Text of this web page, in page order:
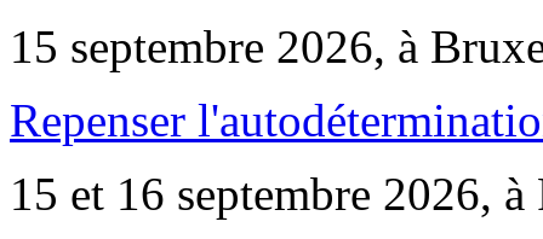
15 septembre 2026, à
Repenser
15 et 16 septembre 2026, à